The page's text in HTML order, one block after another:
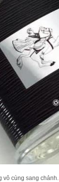
vô cùng sang chảnh.